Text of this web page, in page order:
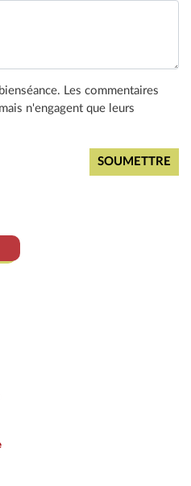
Les commentaires
n'engagent que leurs